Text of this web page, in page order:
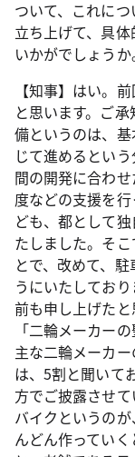
ついて、これに
立ち上げて、具体
いかがでしょうか
【知事】はい。
と思います。ご
備というのは、
じて進めるとい
間の開発に合わ
度などの支援を
ども、都として
たしました。そ
とで、改めて、
うにいたしており
前も申し上げた
「二輪メーカー
主な二輪メーカ
は、5割と聞いて
方でご披露させ
バイクというの
んどん作ってい